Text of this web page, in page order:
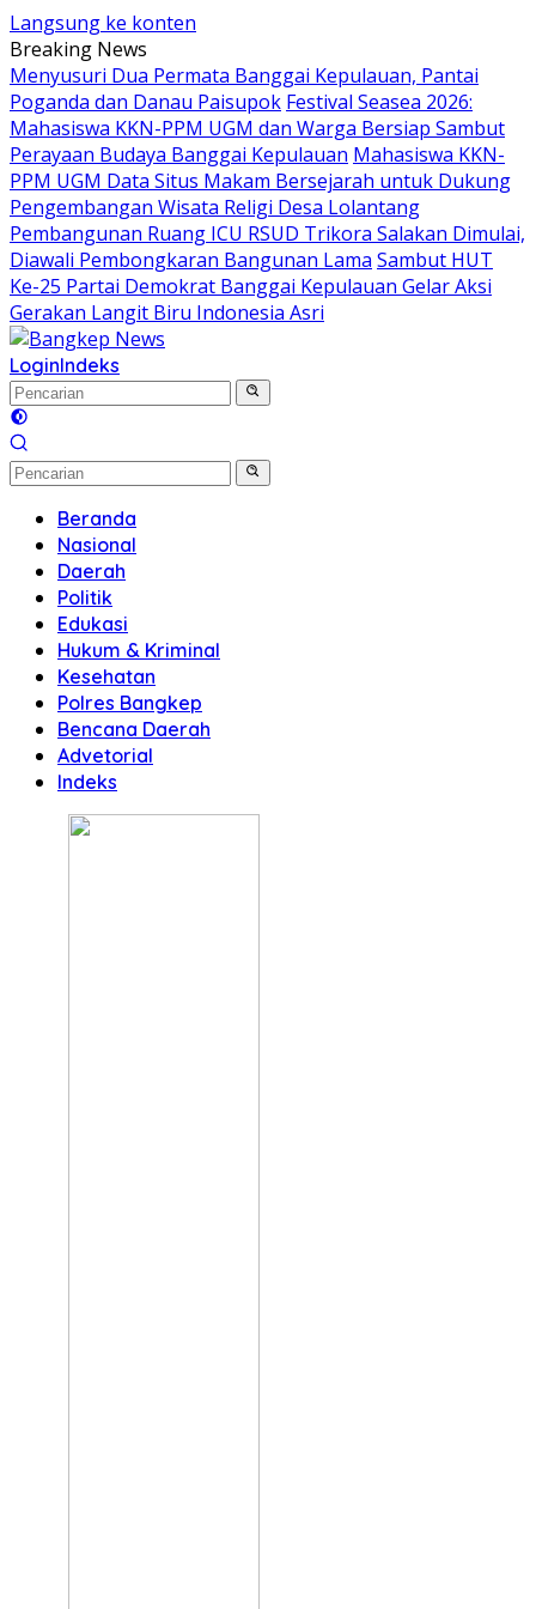
Langsung ke konten
Breaking News
Menyusuri Dua Permata Banggai Kepulauan, Pantai
Poganda dan Danau Paisupok Festival Seasea 2026:
Mahasiswa KKN-PPM UGM dan Warga Bersiap Sambut
Perayaan Budaya Banggai Kepulauan Mahasiswa KKN-
PPM UGM Data Situs Makam Bersejarah untuk Dukung
Pengembangan Wisata Religi Desa Lolantang
Pembangunan Ruang ICU RSUD Trikora Salakan Dimulai,
Diawali Pembongkaran Bangunan Lama Sambut HUT
Ke-25 Partai Demokrat Banggai Kepulauan Gelar Aksi
Gerakan Langit Biru Indonesia Asri
LoginIndeks
Beranda
Nasional
Daerah
Politik
Edukasi
Hukum & Kriminal
Kesehatan
Polres Bangkep
Bencana Daerah
Advetorial
Indeks